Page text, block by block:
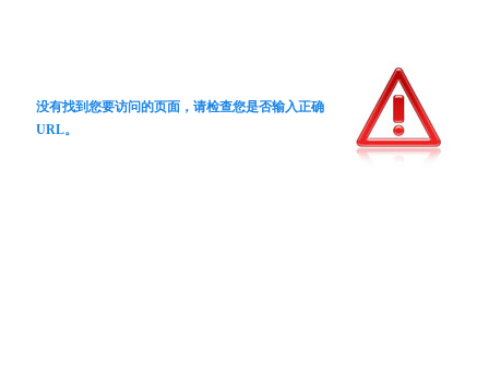
没有找到您要访问的页面，请检查您是否输入正确
URL。